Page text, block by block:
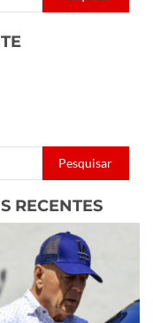
RECENTES